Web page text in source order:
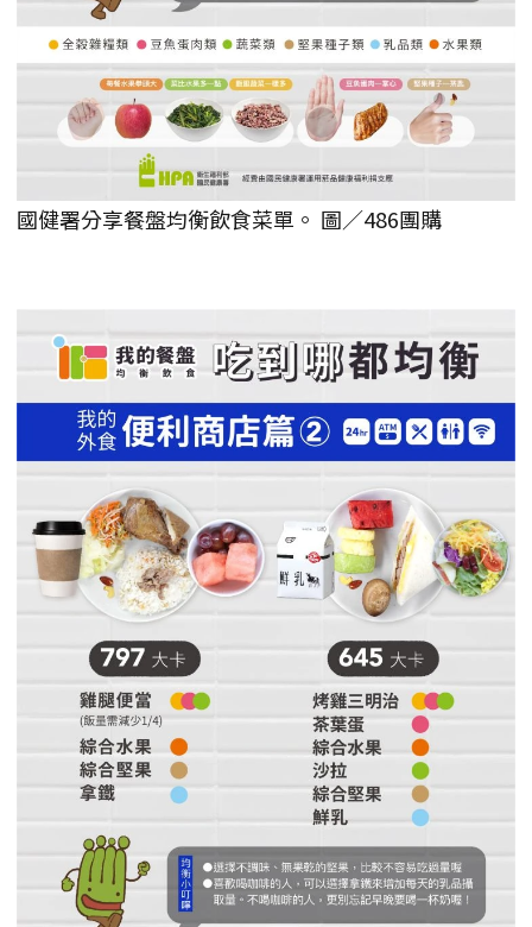
國健署分享餐盤均衡飲食菜單。 圖／486團購